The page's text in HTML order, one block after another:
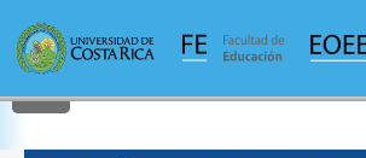
contenido
principal